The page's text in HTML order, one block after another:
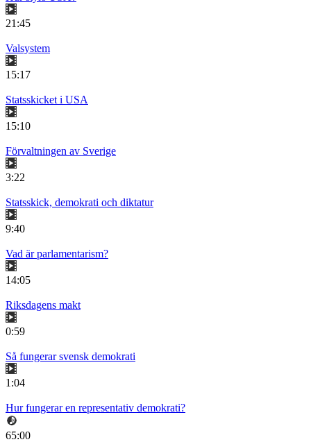
21:45
Valsystem
15:17
Statsskicket i USA
15:10
Förvaltningen av Sverige
3:22
Statsskick, demokrati och diktatur
9:40
Vad är parlamentarism?
14:05
Riksdagens makt
0:59
Så fungerar svensk demokrati
1:04
Hur fungerar en representativ demokrati?
65:00